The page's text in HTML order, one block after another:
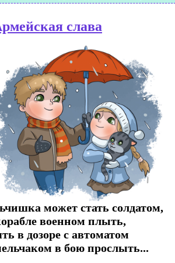
слава
может стать солдатом,
военном плыть,
в дозоре с автоматом
в бою прослыть...